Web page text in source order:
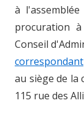
à
procuration
Conseil
correspondant
au siège de la
115 rue des